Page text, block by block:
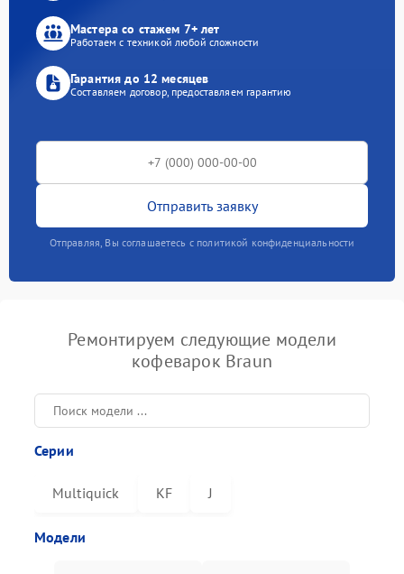
Мастера со стажем 7+ лет
Работаем с техникой любой сложности
Гарантия до 12 месяцев
Составляем договор, предоставляем гарантию
Отправить заявку
Отправляя, Вы соглашаетесь с политикой конфиденциальности
Ремонтируем следующие модели
кофеварок Braun
Серии
Multiquick KF J
Модели